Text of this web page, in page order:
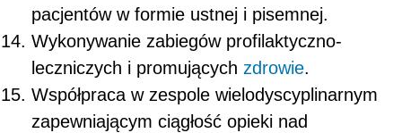
pacjentów w formie ustnej i pisemnej.
Wykonywanie zabiegów profilaktyczno-
leczniczych i promujących zdrowie.
Współpraca w zespole wielodyscyplinarnym
zapewniającym ciągłość opieki nad